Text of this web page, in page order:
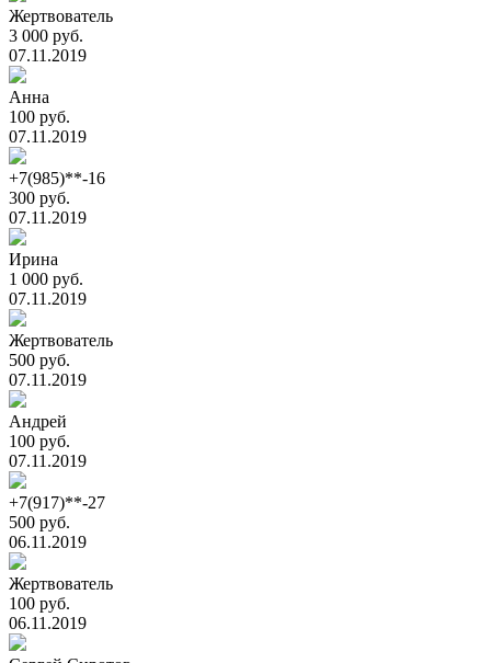
Жертвователь
3 000 руб.
07.11.2019
Анна
100 руб.
07.11.2019
+7(985)**-16
300 руб.
07.11.2019
Ирина
1 000 руб.
07.11.2019
Жертвователь
500 руб.
07.11.2019
Андрей
100 руб.
07.11.2019
+7(917)**-27
500 руб.
06.11.2019
Жертвователь
100 руб.
06.11.2019